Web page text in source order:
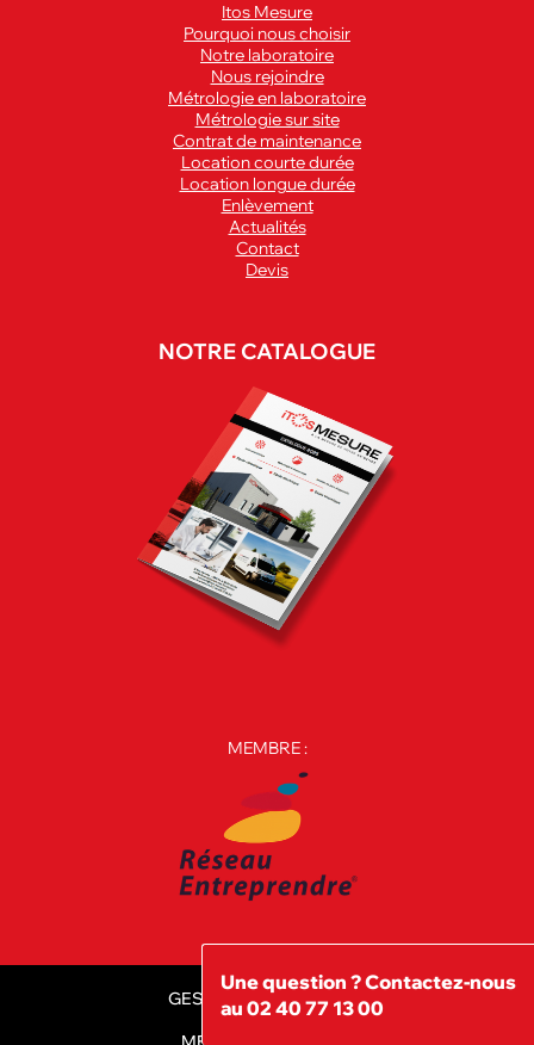
Une question ? Contactez-nous
au 02 40 77 13 00
Itos Mesure
Pourquoi nous choisir
Notre laboratoire
Nous rejoindre
Métrologie en laboratoire
Métrologie sur site
Contrat de maintenance
Location courte durée
Location longue durée
Enlèvement
Actualités
Contact
Devis
NOTRE CATALOGUE
MEMBRE :
GESTION DES COOKIES